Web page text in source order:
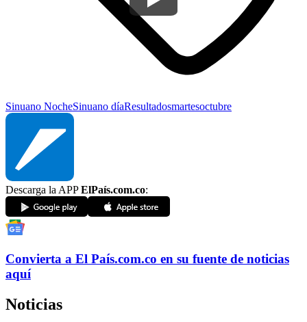
Sinuano NocheSinuano díaResultadosmartesoctubre
Descarga la APPElPaís.com.co:
Convierta a El País.com.co en su fuente de noticias
aquí
Noticias